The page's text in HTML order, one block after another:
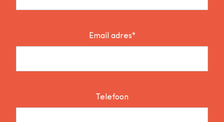
Email adres*
Telefoon